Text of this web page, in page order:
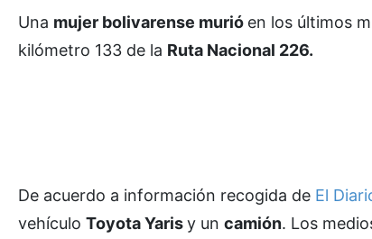
Una mujer bolivarense murió en los últimos
kilómetro 133 de la Ruta Nacional 226.
De acuerdo a información recogida de El
vehículo Toyota Yarisy un camión. Los